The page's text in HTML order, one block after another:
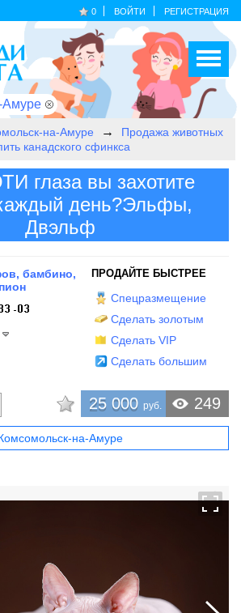
0 ВОЙТИ РЕГИСТРАЦИЯ
Амуре
на-Амуре
Продажа животных
канадского сфинкса
глаза вы захотите
день?Эльфы,
Двэльф
бамбино,
ПРОДАЙТЕ БЫСТРЕЕ
Спецразмещение
Сделать золотым
Сделать VIP
Сделать большим
249
25 000 руб.
на-Амуре